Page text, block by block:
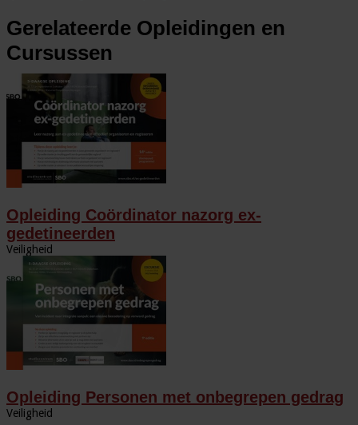
Gerelateerde Opleidingen en
Cursussen
Opleiding Coördinator nazorg ex-
gedetineerden
Veiligheid
Opleiding Personen met onbegrepen gedrag
Veiligheid